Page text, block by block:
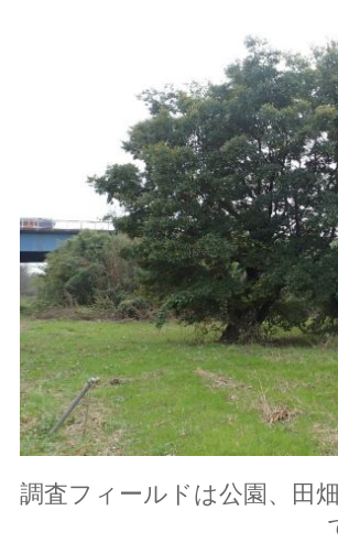
調査フィールドは公園、田